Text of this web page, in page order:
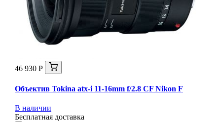
46 930 Р
Объектив Tokina atx-i 11-16mm f/2.8 CF Nikon F
В наличии
Бесплатная доставка